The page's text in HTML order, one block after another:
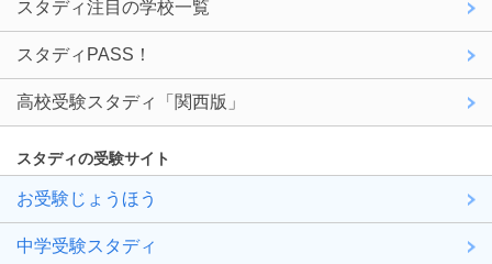
スタディ注目の学校一覧
スタディPASS！
高校受験スタディ「関西版」
スタディの受験サイト
お受験じょうほう
中学受験スタディ